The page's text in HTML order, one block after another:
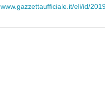
www.gazzettaufficiale.it/eli/id/